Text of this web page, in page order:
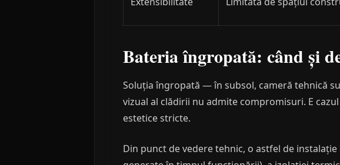
Bateria îngropată: când și
Soluția îngropată — în subsol, cameră tehnică
vizual al clădirii nu admite compromisuri. E
estetice stricte.
Din punct de vedere tehnic, o astfel de